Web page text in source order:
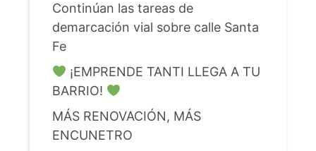
Continúan las tareas de
demarcación vial sobre calle Santa
Fe
¡EMPRENDE TANTI LLEGA A TU
BARRIO!
MÁS RENOVACIÓN, MÁS
ENCUNETRO